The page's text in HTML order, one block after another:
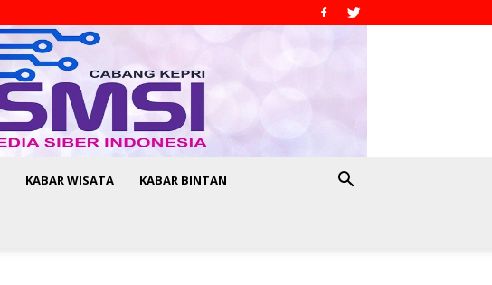
KABAR WISATA KABAR BINTAN